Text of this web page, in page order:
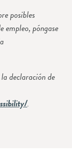
posibles
empleo, póngase
declaración de
.